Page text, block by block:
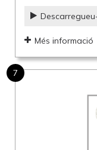
Més informació
7